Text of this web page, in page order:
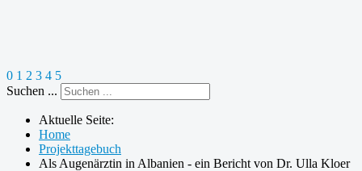
0 1 2 3 4 5
Suchen ...
Aktuelle Seite:
Home
Projekttagebuch
Als Augenärztin in Albanien - ein Bericht von Dr. Ulla Kloer